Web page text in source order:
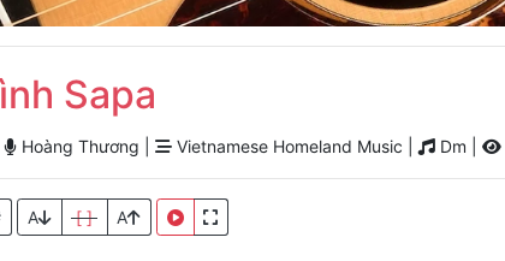
Sapa
Hoàng Thương | Vietnamese Homeland Music | Dm |
A [ ] A